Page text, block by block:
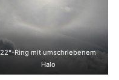
22°-Ring mit umschriebenem
Halo